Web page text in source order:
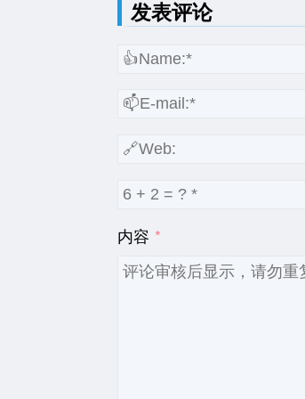
发表评论
内容